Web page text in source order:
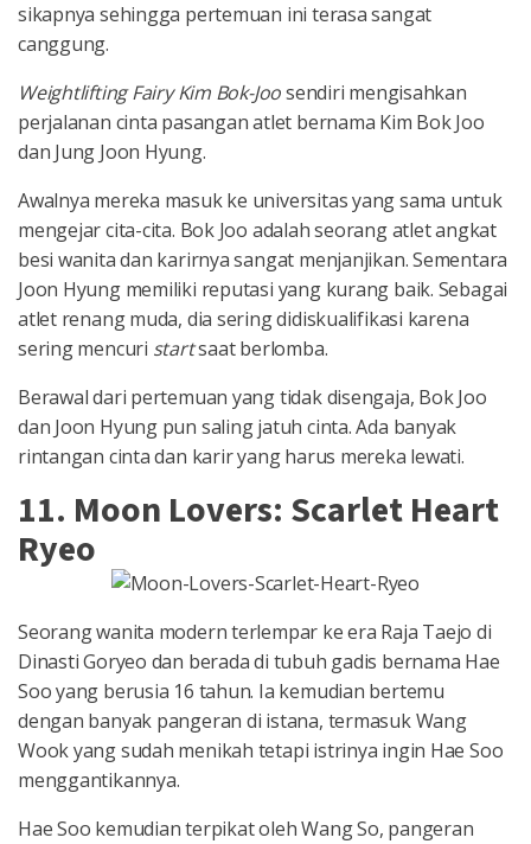
sikapnya sehingga pertemuan ini terasa sangat
canggung.
Weightlifting Fairy Kim Bok-Joosendiri mengisahkan
perjalanan cinta pasangan atlet bernama Kim Bok Joo
dan Jung Joon Hyung.
Awalnya mereka masuk ke universitas yang sama untuk
mengejar cita-cita. Bok Joo adalah seorang atlet angkat
besi wanita dan karirnya sangat menjanjikan. Sementara
Joon Hyung memiliki reputasi yang kurang baik. Sebagai
atlet renang muda, dia sering didiskualifikasi karena
sering mencuri startsaat berlomba.
Berawal dari pertemuan yang tidak disengaja, Bok Joo
dan Joon Hyung pun saling jatuh cinta. Ada banyak
rintangan cinta dan karir yang harus mereka lewati.
11. Moon Lovers: Scarlet Heart
Ryeo
Seorang wanita modern terlempar ke era Raja Taejo di
Dinasti Goryeo dan berada di tubuh gadis bernama Hae
Soo yang berusia 16 tahun. Ia kemudian bertemu
dengan banyak pangeran di istana, termasuk Wang
Wook yang sudah menikah tetapi istrinya ingin Hae Soo
menggantikannya.
Hae Soo kemudian terpikat oleh Wang So, pangeran